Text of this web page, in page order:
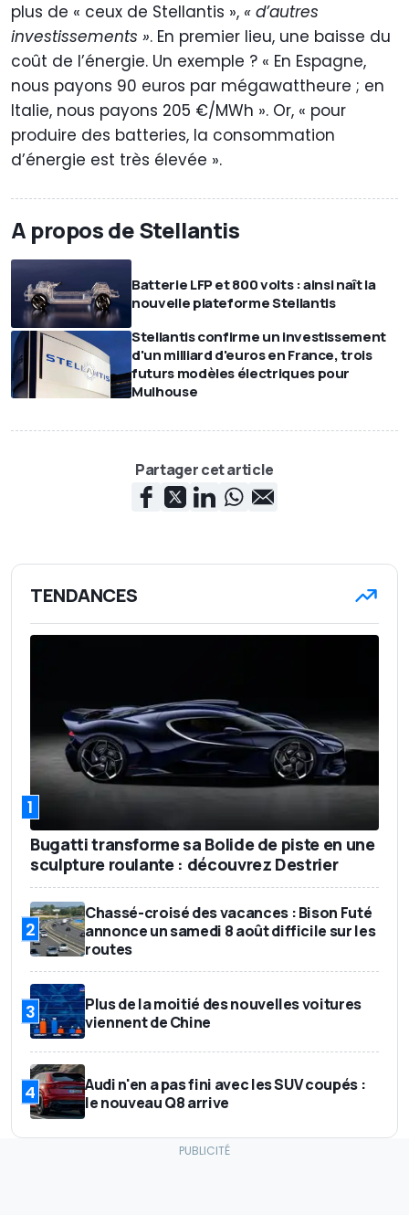
plus de « ceux de Stellantis », « d’autres
investissements ». En premier lieu, une baisse du
coût de l’énergie. Un exemple ? « En Espagne,
nous payons 90 euros par mégawattheure ; en
Italie, nous payons 205 €/MWh ». Or, « pour
produire des batteries, la consommation
d’énergie est très élevée ».
A propos de Stellantis
Batterie LFP et 800 volts : ainsi naît la
nouvelle plateforme Stellantis
Stellantis confirme un investissement
d'un milliard d'euros en France, trois
futurs modèles électriques pour
Mulhouse
Partager cet article
TENDANCES
1
Bugatti transforme sa Bolide de piste en une
sculpture roulante : découvrez Destrier
2
Chassé-croisé des vacances : Bison Futé
annonce un samedi 8 août difficile sur les
routes
3
Plus de la moitié des nouvelles voitures
viennent de Chine
4
Audi n'en a pas fini avec les SUV coupés :
le nouveau Q8 arrive